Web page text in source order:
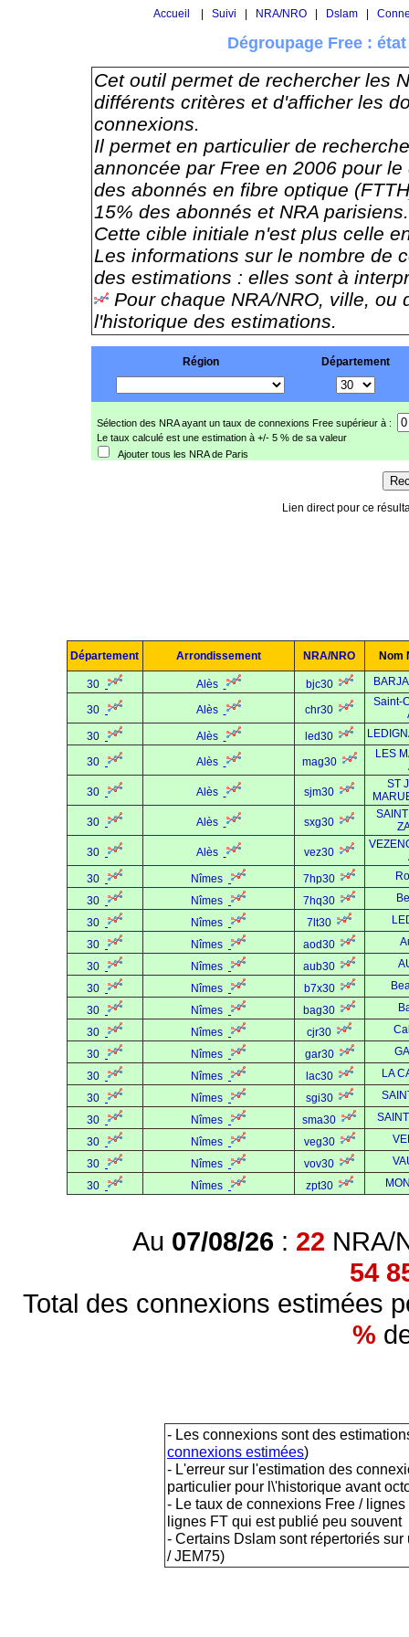
Accueil Suivi NRA/NRO| Dslam|
Dégroupage Free :
Cet outil permet de rechercher les
différents critères et d'afficher les
connexions.
Il permet en particulier de
annoncée par Free en 2006 pour
des abonnés en fibre optique
15% des abonnés et NRA parisiens.
Cette cible initiale n'est plus celle
Les informations sur le nombre de
des estimations : elles sont à
Pour chaque NRA/NRO, ville,
l'historique des estimations.
Région Département
Sélection des NRA ayant un taux de connexions Free supérieur à :
Le taux calculé est une estimation à +/- 5 % de sa valeur
Ajouter tous les NRA de Paris
Lien direct pour ce
Département Arrondissement NRA/NRO Nom
30 Alès bjc30
30 Alès chr30
Saint-
30
Alès led30
30 Alès mag30
LES
30
Alès sjm30
ST
30
Alès sxg30
30
Alès vez30
30
Nîmes 7hp30
30
Nîmes 7hq30
30
Nîmes 7lt30
30
Nîmes aod30
30
Nîmes aub30
30
Nîmes b7x30
30
Nîmes bag30
30
Nîmes cjr30
30
Nîmes gar30
30
Nîmes lac30
LA
30
Nîmes sgi30
30
Nîmes sma30
30
Nîmes veg30
30
Nîmes vov30
30
Nîmes zpt30
Au 07/08/26 : 22 NRA/
54
Total des connexions estimées
%
- Les connexions sont des
connexions estimées)
- L'erreur sur l'estimation des
particulier pour l\'historique avant
- Le taux de connexions Free /
lignes FT qui est publié peu souvent
- Certains Dslam sont répertoriés
/ JEM75)